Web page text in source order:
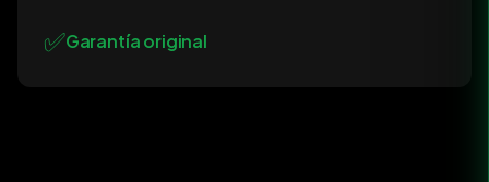
✅Garantía original